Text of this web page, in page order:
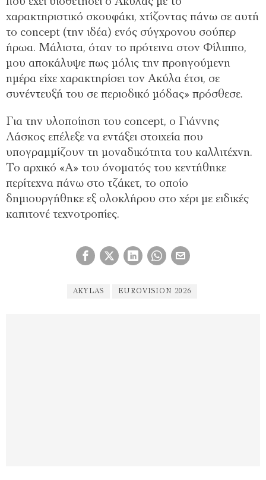
χαρακτηριστικό σκουφάκι, χτίζοντας πάνω σε αυτή
το concept (την ιδέα) ενός σύγχρονου σούπερ
ήρωα. Μάλιστα, όταν το πρότεινα στον Φίλιππο,
μου αποκάλυψε πως μόλις την προηγούμενη
ημέρα είχε χαρακτηρίσει τον Ακύλα έτσι, σε
συνέντευξή του σε περιοδικό μόδας» πρόσθεσε.
Για την υλοποίηση του concept, ο Γιάννης
Λάσκος επέλεξε να εντάξει στοιχεία που
υπογραμμίζουν τη μοναδικότητα του καλλιτέχνη.
Το αρχικό «Α» του όνοματός του κεντήθηκε
περίτεχνα πάνω στο τζάκετ, το οποίο
δημιουργήθηκε εξ ολοκλήρου στο χέρι με ειδικές
καπιτονέ τεχνοτροπίες.
AKYLAS EUROVISION 2026